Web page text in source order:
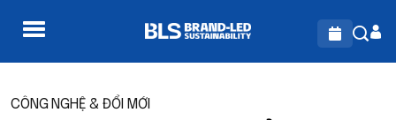
CÔNG NGHỆ & ĐỔI MỚI